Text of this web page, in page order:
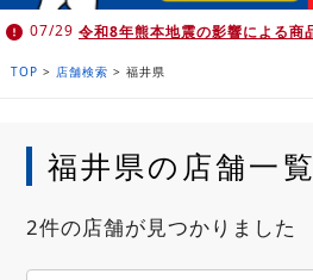
07/29
TOP > 店舗検索 > 福井県
福井県の店舗一覧
2件の店舗が見つかりました